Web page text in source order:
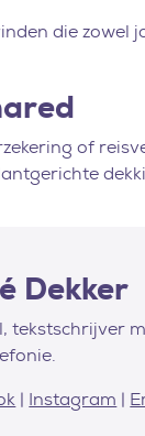
die zowel
of
Dekker
tekstschrijver
| Instagram |